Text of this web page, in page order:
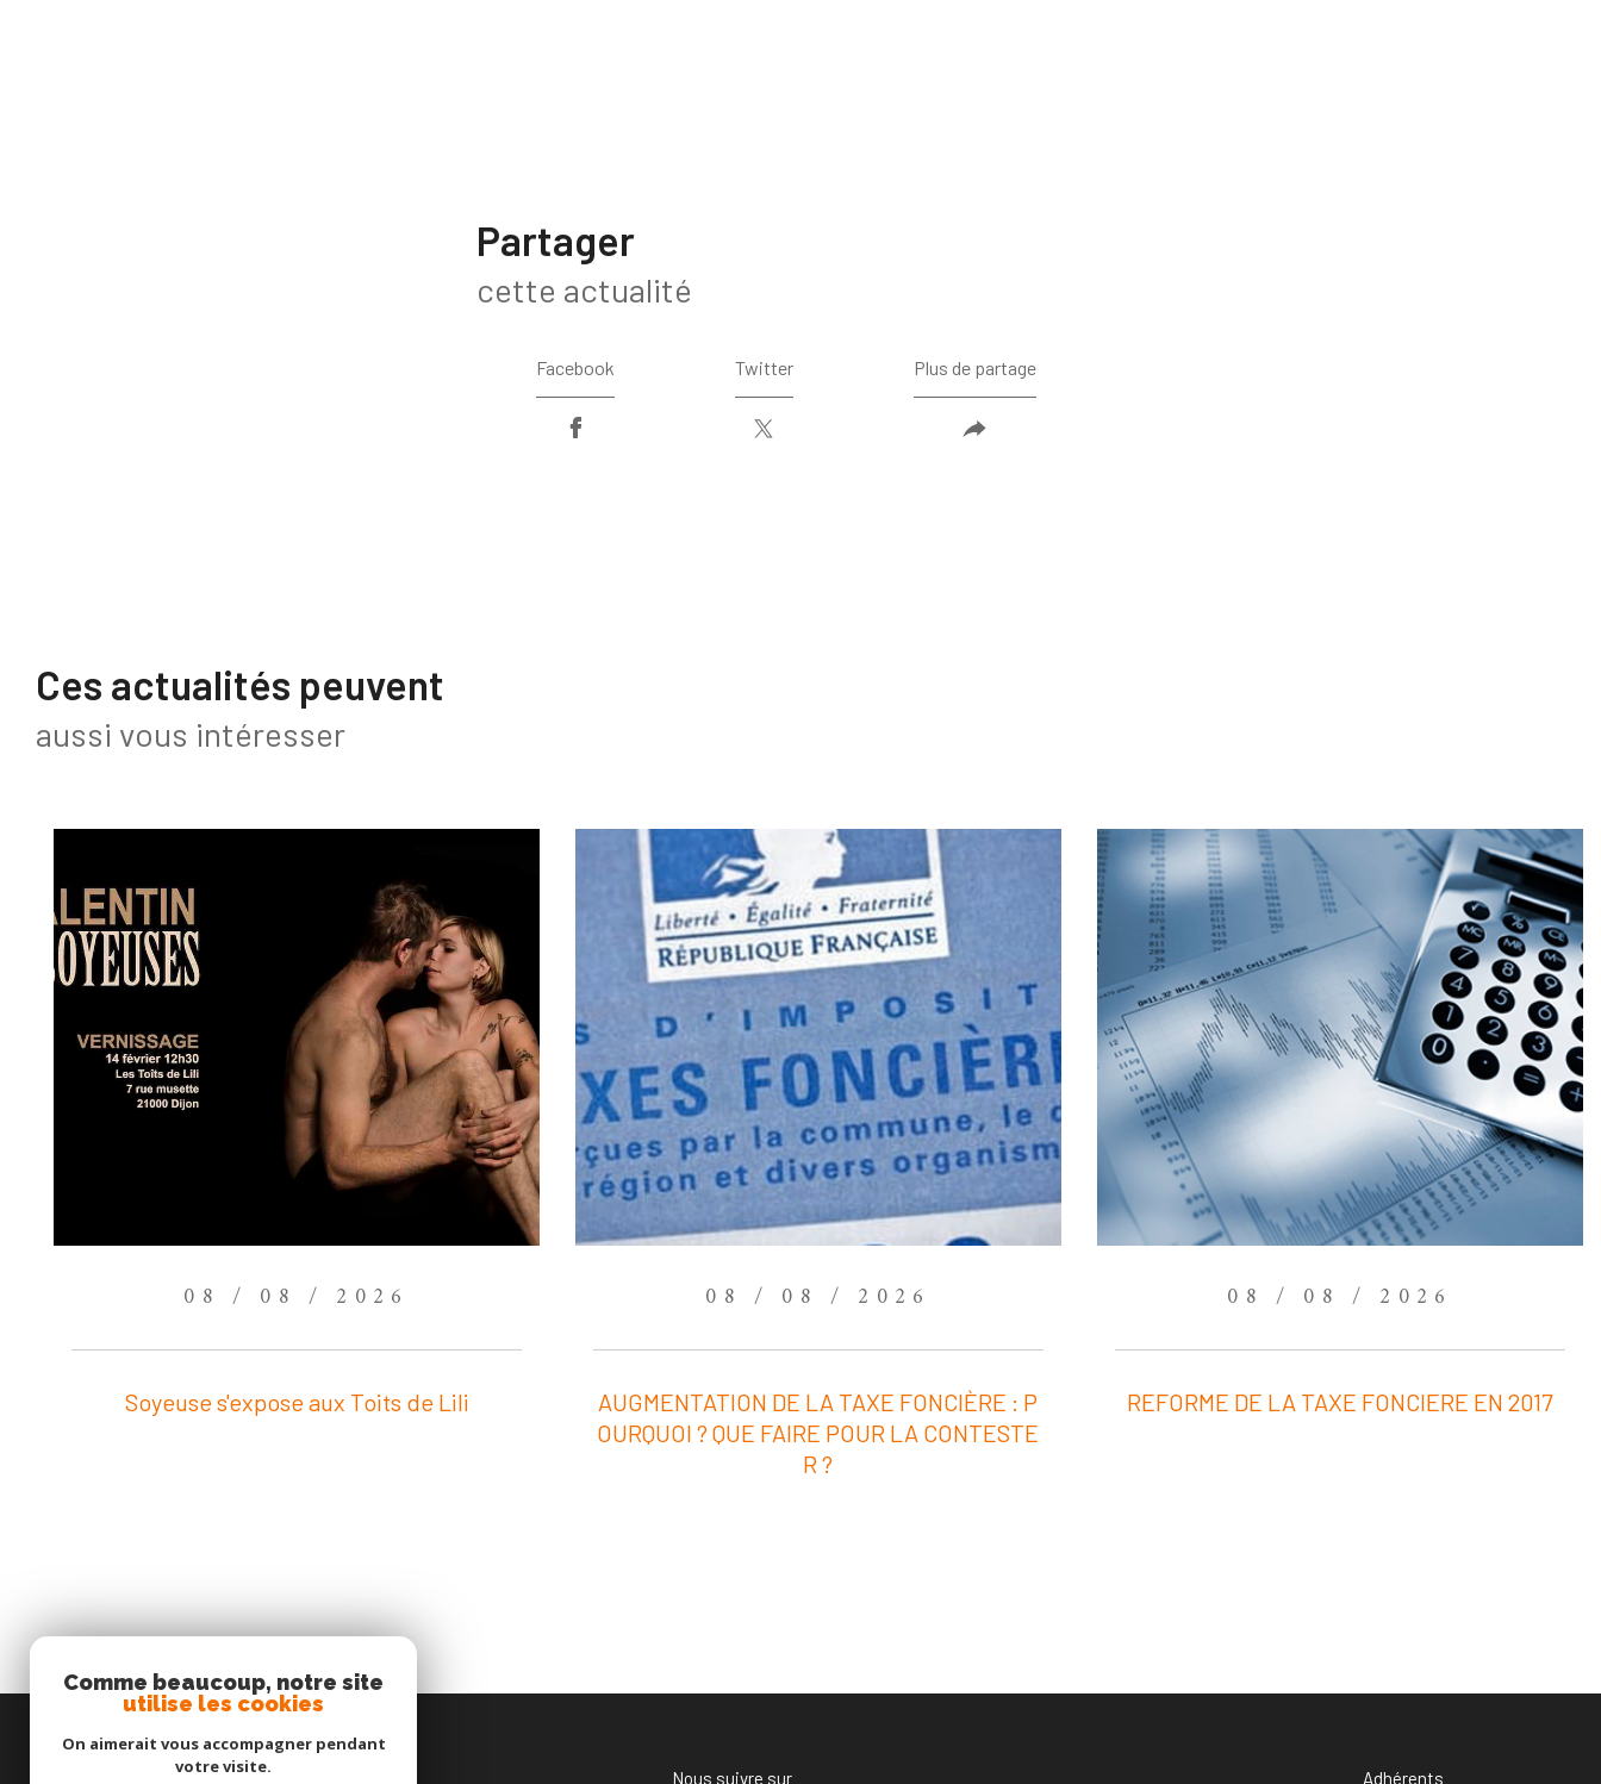
Partager
cette actualité
Facebook Twitter Plus de partage
Ces actualités peuvent
aussi vous intéresser
08 / 08 / 2026
Soyeuse s'expose aux Toits de Lili
08 / 08 / 2026
AUGMENTATION DE LA TAXE FONCIÈRE : P
OURQUOI ? QUE FAIRE POUR LA CONTESTE
R ?
08 / 08 / 2026
REFORME DE LA TAXE FONCIERE EN 2017
Cabinet Maitre Nous suivre sur Adhérents
Comme beaucoup, notre site
utilise les cookies
On aimerait vous accompagner pendant
votre visite.